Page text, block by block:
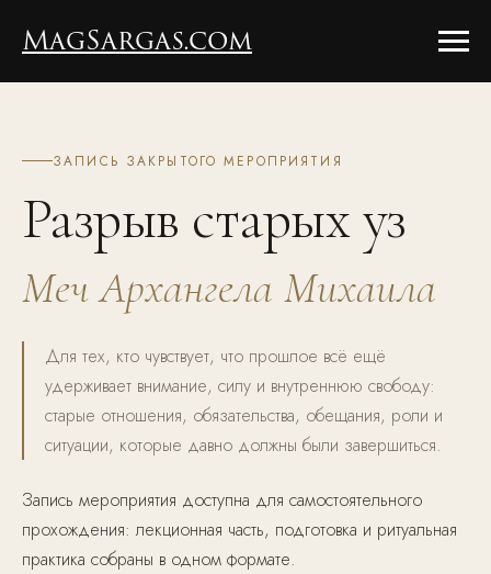
MagSargas.com
ЗАПИСЬ ЗАКРЫТОГО МЕРОПРИЯТИЯ
Разрыв старых уз
Меч Архангела Михаила
Для тех, кто чувствует, что прошлое всё ещё
удерживает внимание, силу и внутреннюю свободу:
старые отношения, обязательства, обещания, роли и
ситуации, которые давно должны были завершиться.
Запись мероприятия доступна для самостоятельного
прохождения: лекционная часть, подготовка и ритуальная
практика собраны в одном формате.